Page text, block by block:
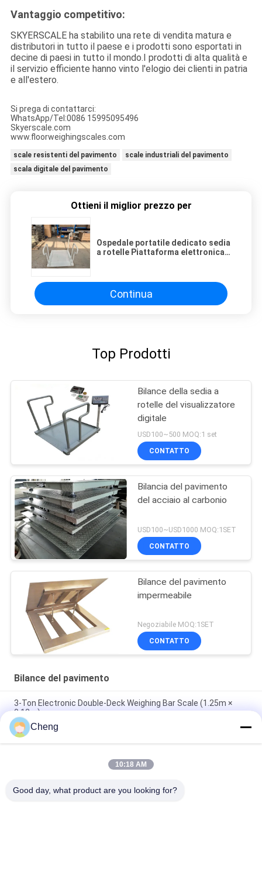
Vantaggio competitivo:
SKYERSCALE ha stabilito una rete di vendita matura e
distributori in tutto il paese e i prodotti sono esportati in
decine di paesi in tutto il mondo.I prodotti di alta qualità e
il servizio efficiente hanno vinto l'elogio dei clienti in patria
e all'estero.
Si prega di contattarci:
WhatsApp/Tel:0086 15995095496
Skyerscale.com
www.floorweighingscales.com
scale resistenti del pavimento
scale industriali del pavimento
scala digitale del pavimento
Ottieni il miglior prezzo per
Ospedale portatile dedicato sedia
a rotelle Piattaforma elettronica
Continua
Top Prodotti
Bilance della sedia a
rotelle del visualizzatore
digitale
USD100~500 MOQ:1 set
CONTATTO
Bilancia del pavimento
del acciaio al carbonio
USD100~USD1000 MOQ:1SET
CONTATTO
Bilance del pavimento
impermeabile
Negoziabile MOQ:1SET
CONTATTO
Bilance del pavimento
3-Ton Electronic Double-Deck Weighing Bar Scale (1.25m ×
0.12m)
Scala in sedia a rotelle medica Ospedale Sala di dialisi Sala di
riabilitazione Scala di peso con Bluetooth RS232 opzionale
Zemic H8C Load Cell 1x1m 5Ton Heavy Duty Industrial Floor
Cheng
10:18 AM
Good day, what product are you looking for?